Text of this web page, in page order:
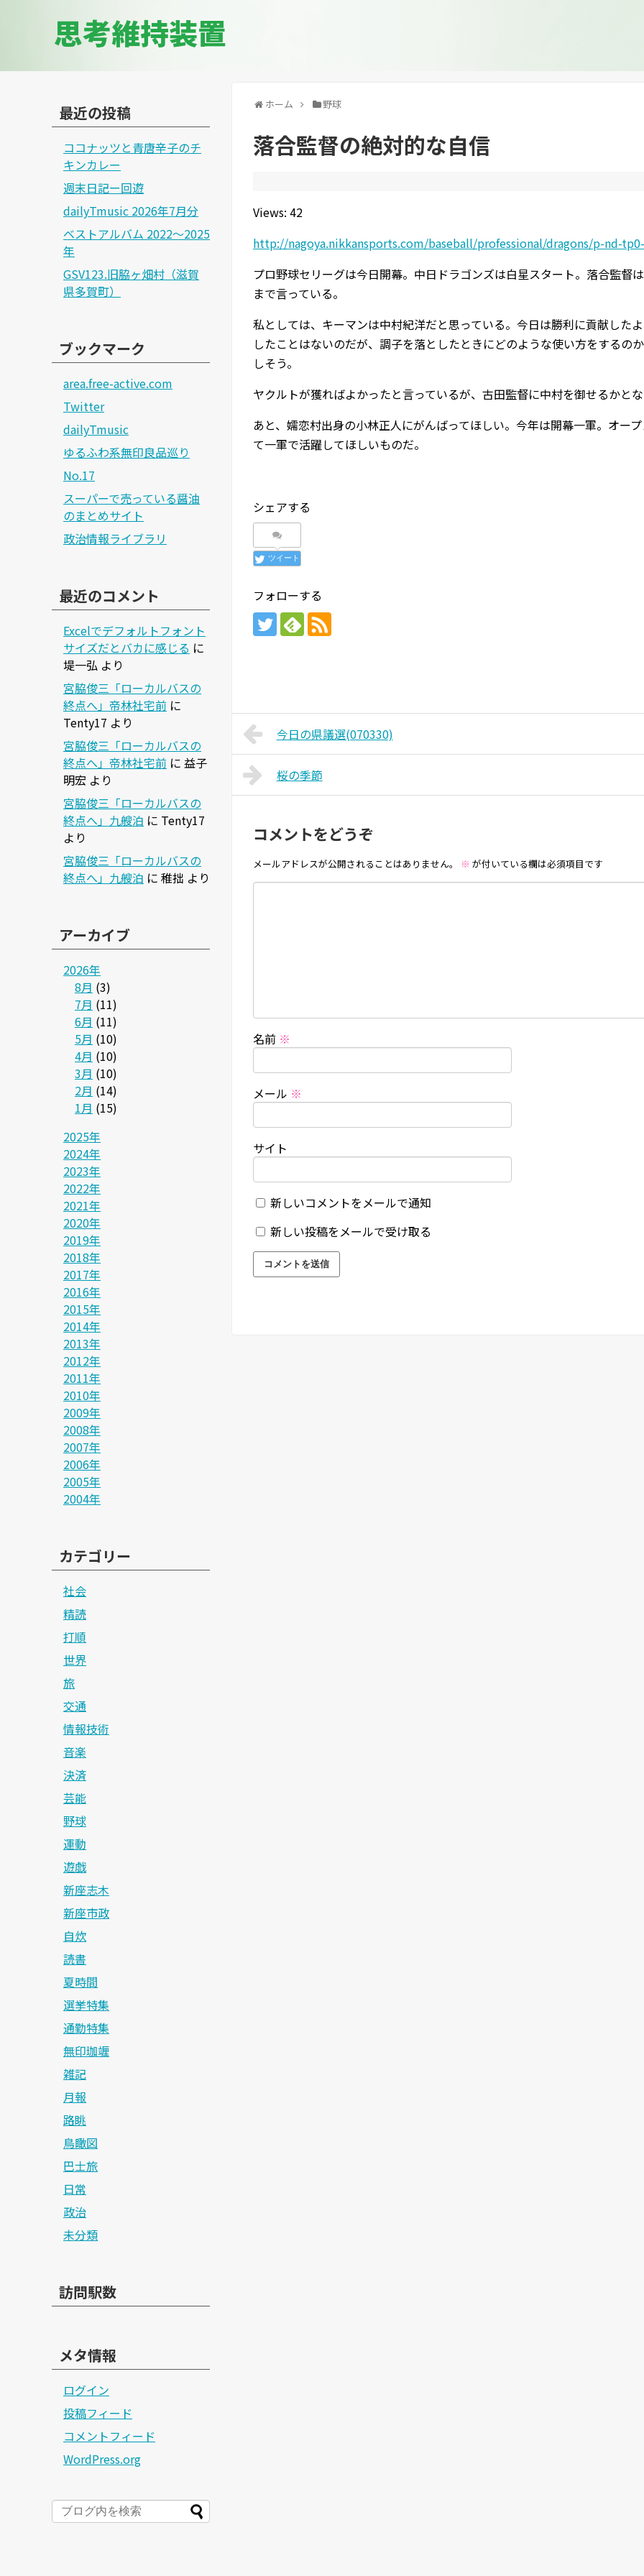
思考維持装置
ホーム 野球
落合監督の絶対的な自信
Views: 42
http://nagoya.nikkansports.com/baseball/professional/dragons/p-nd-
プロ野球セリーグは今日開幕。中日ドラゴンズは白星スタート。落合監督
まで言っている。
私としては、キーマンは中村紀洋だと思っている。今日は勝利に貢献した
したことはないのだが、調子を落としたときにどのような使い方をするの
しそう。
ヤクルトが獲ればよかったと言っているが、古田監督に中村を御せるかと
あと、嬬恋村出身の小林正人にがんばってほしい。今年は開幕一軍。オー
て一軍で活躍してほしいものだ。
シェアする
ツイート
フォローする
今日の県議選(070330)
桜の季節
コメントをどうぞ
メールアドレスが公開されることはありません。 ※ が付いている欄は必須項目です
名前 ※
メール ※
サイト
新しいコメントをメールで通知
新しい投稿をメールで受け取る
最近の投稿
ココナッツと青唐辛子のチ
キンカレー
週末日記ー回遊
dailyTmusic 2026年7月分
ベストアルバム 2022～2025
年
GSV123.旧脇ヶ畑村（滋賀
県多賀町）
ブックマーク
area.free-active.com
Twitter
dailyTmusic
ゆるふわ系無印良品巡り
No.17
スーパーで売っている醤油
のまとめサイト
政治情報ライブラリ
最近のコメント
Excelでデフォルトフォント
サイズだとバカに感じる に
堤一弘 より
宮脇俊三「ローカルバスの
終点へ」帝林社宅前 に
Tenty17 より
宮脇俊三「ローカルバスの
終点へ」帝林社宅前 に 益子
明宏 より
宮脇俊三「ローカルバスの
終点へ」九艘泊 に Tenty17
より
宮脇俊三「ローカルバスの
終点へ」九艘泊 に 稚拙 より
アーカイブ
2026年
8月 (3)
7月 (11)
6月 (11)
5月 (10)
4月 (10)
3月 (10)
2月 (14)
1月 (15)
2025年
2024年
2023年
2022年
2021年
2020年
2019年
2018年
2017年
2016年
2015年
2014年
2013年
2012年
2011年
2010年
2009年
2008年
2007年
2006年
2005年
2004年
カテゴリー
社会
精読
打順
世界
旅
交通
情報技術
音楽
決済
芸能
野球
運動
遊戯
新座志木
新座市政
自炊
読書
夏時間
選挙特集
通勤特集
無印珈竰
雑記
月報
路眺
鳥瞰図
巴士旅
日常
政治
未分類
訪問駅数
メタ情報
ログイン
投稿フィード
コメントフィード
WordPress.org